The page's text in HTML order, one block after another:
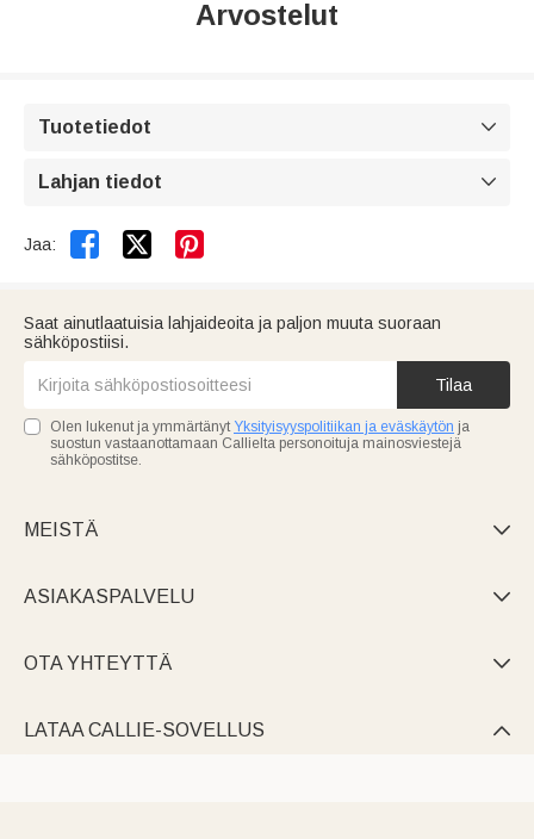
Arvostelut
Tuotetiedot 
Lahjan tiedot 
Jaa:  
Saat ainutlaatuisia lahjaideoita ja paljon muuta suoraan
sähköpostiisi.
Tilaa
Olen lukenut ja ymmärtänyt Yksityisyyspolitiikan ja eväskäytön ja
suostun vastaanottamaan Callielta personoituja mainosviestejä
sähköpostitse.
MEISTÄ 
ASIAKASPALVELU 
OTA YHTEYTTÄ 
LATAA CALLIE-SOVELLUS 